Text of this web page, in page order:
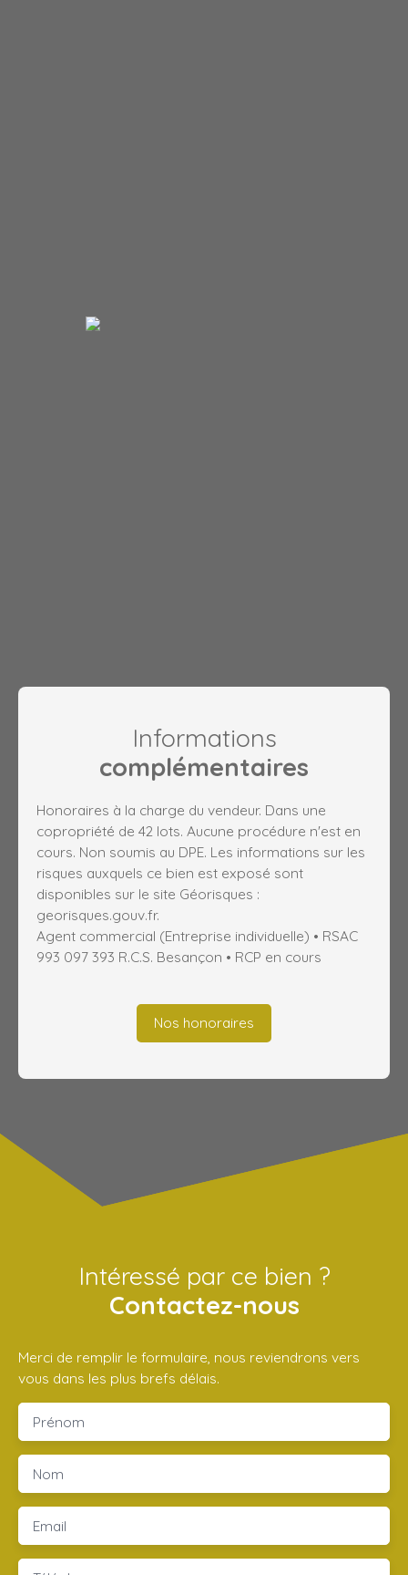
Informations
complémentaires
Honoraires à la charge du vendeur. Dans une
copropriété de 42 lots. Aucune procédure n'est en
cours. Non soumis au DPE. Les informations sur les
risques auxquels ce bien est exposé sont
disponibles sur le site Géorisques :
georisques.gouv.fr.
Agent commercial (Entreprise individuelle) • RSAC
993 097 393 R.C.S. Besançon • RCP en cours
Nos honoraires
Intéressé par ce bien ?
Contactez-nous
Merci de remplir le formulaire, nous reviendrons vers
vous dans les plus brefs délais.
Prénom
Nom
Email